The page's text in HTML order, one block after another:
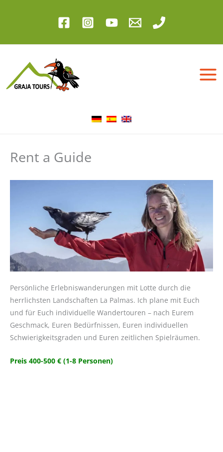
Rent a Guide
Persönliche Erlebniswanderungen mit Lotte durch die
herrlichsten Landschaften La Palmas. Ich plane mit Euch
und für Euch individuelle Wandertouren – nach Eurem
Geschmack, Euren Bedürfnissen, Euren individuellen
Schwierigkeitsgraden und Euren zeitlichen Spielräumen.
Preis 400-500 € (1-8 Personen)